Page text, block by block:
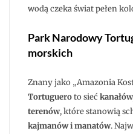
wodą czeka świat pełen
Park Narodowy
morskich
Znany jako „Amazonia
Tortugueroto sieć
terenów, które stanowią
kajmanów i manatów.